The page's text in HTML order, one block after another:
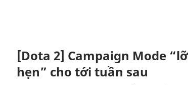
[Dota 2] Campaign Mode “lỡ
hẹn” cho tới tuần sau